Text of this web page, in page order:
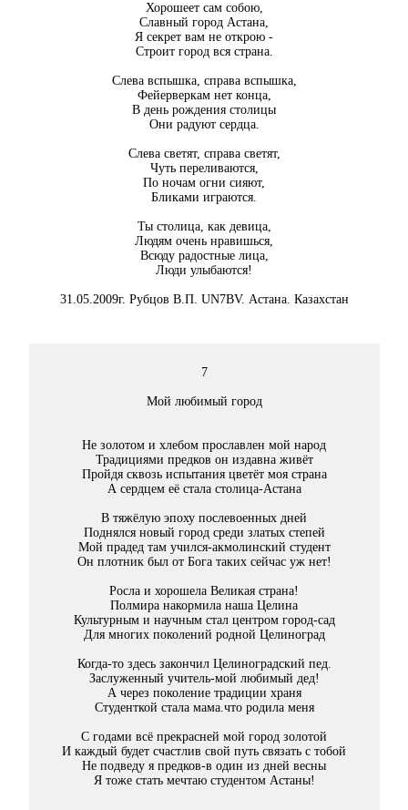
Хорошеет сам собою,
Славный город Астана,
Я секрет вам не открою -
Строит город вся страна.
Слева вспышка, справа вспышка,
Фейерверкам нет конца,
В день рождения столицы
Они радуют сердца.
Слева светят, справа светят,
Чуть переливаются,
По ночам огни сияют,
Бликами играются.
Ты столица, как девица,
Людям очень нравишься,
Всюду радостные лица,
Люди улыбаются!
31.05.2009г. Рубцов В.П. UN7BV. Астана. Казахстан
7
Мой любимый город
Не золотом и хлебом прославлен мой народ
Традициями предков он издавна живёт
Пройдя сквозь испытания цветёт моя страна
А сердцем её стала столица-Астана
В тяжёлую эпоху послевоенных дней
Поднялся новый город среди златых степей
Мой прадед там учился-акмолинский студент
Он плотник был от Бога таких сейчас уж нет!
Росла и хорошела Великая страна!
Полмира накормила наша Целина
Культурным и научным стал центром город-сад
Для многих поколений родной Целиноград
Когда-то здесь закончил Целиноградский пед.
Заслуженный учитель-мой любимый дед!
А через поколение традиции храня
Студенткой стала мама.что родила меня
С годами всё прекрасней мой город золотой
И каждый будет счастлив свой путь связать с тобой
Не подведу я предков-в один из дней весны
Я тоже стать мечтаю студентом Астаны!